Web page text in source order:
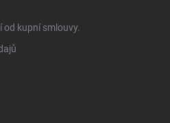
od kupní smlouvy.